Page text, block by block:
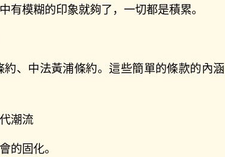
模糊的印象就夠了，一切都是積累。
、中法黃浦條約。這些簡單的條款的內涵
潮流
的固化。